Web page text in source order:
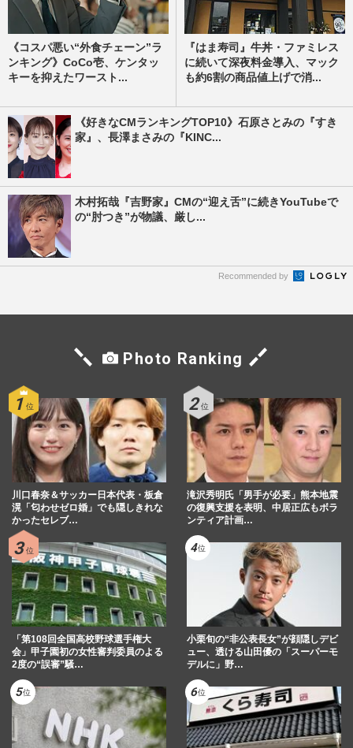
《コスパ悪い“外食チェーン”ラ
ンキング》CoCo壱、ケンタッ
キーを抑えたワースト...
『はま寿司』牛丼・ファミレス
に続いて深夜料金導入、マック
も約6割の商品値上げで消...
《好きなCMランキングTOP10》石原さとみの『すき
家』、長澤まさみの『KINC...
木村拓哉『吉野家』CMの“迎え舌”に続きYouTubeで
の“肘つき”が物議、厳し...
Recommended by
Photo Ranking
川口春奈＆サッカー日本代表・板倉
滉「匂わせゼロ婚」でも隠しきれな
かったセレブ…
滝沢秀明氏「男手が必要」熊本地震
の復興支援を表明、中居正広もボラ
ンティア計画…
「第108回全国高校野球選手権大
会」甲子園初の女性審判委員のよる
2度の“誤審”騒…
小栗旬の“非公表長女”が顔隠しデビ
ュー、透ける山田優の「スーパーモ
デルに」野…